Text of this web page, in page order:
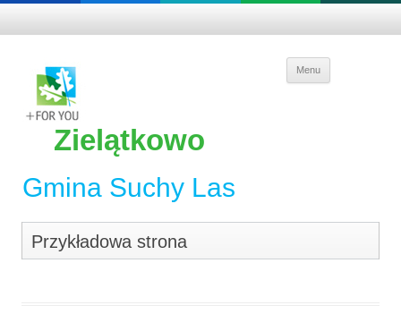
Zielątkowo
Gmina Suchy Las
Menu
Przykładowa strona